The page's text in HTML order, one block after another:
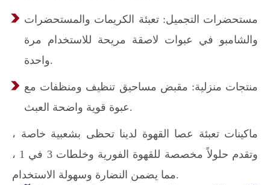
مستحضرات التجميل: تعبئة الكريمات والمستحضرات
والشامبو في عبوات لاصقة مريحة للاستخدام مرة
واحدة.
منتجات منزلية: مقبض مساحيق تنظيف ومنظفات مع
عبوة قوية واضحة العبث.
ماكينات تعبئة عصا القهوة لدينا تحظى بشعبية خاصة ،
وتقدم حلولاً مخصصة للقهوة الفورية وخلطات 3 في 1 ،
مما يضمن النضارة وسهولة الاستخدام.